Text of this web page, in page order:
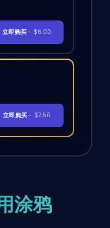
立即购买- $6.00
立即购买- $7.50
涂鸦